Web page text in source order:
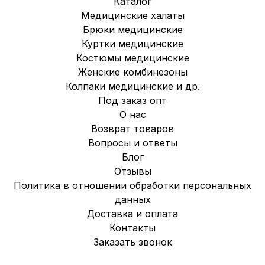
Медицинские халаты
Брюки медицинские
Куртки медицинские
Костюмы медицинские
Женские комбинезоны
Колпаки медицинские и др.
Под заказ опт
О нас
Возврат товаров
Вопросы и ответы
Блог
Отзывы
Политика в отношении обработки персональных
данных
Доставка и оплата
Контакты
Заказать звонок